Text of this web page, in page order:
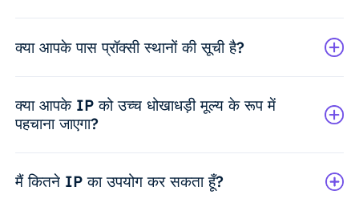
क्या आपके पास प्रॉक्सी स्थानों की सूची है?
क्या आपके IP को उच्च धोखाधड़ी मूल्य के रूप में
पहचाना जाएगा?
मैं कितने IP का उपयोग कर सकता हूँ?